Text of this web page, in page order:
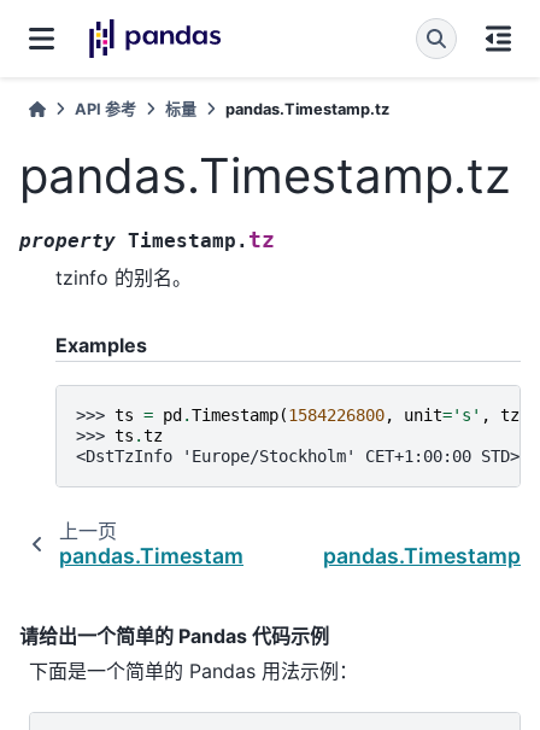
API 参考 标量 pandas.Timestamp.tz
pandas.Timestamp.tz
property Timestamp. tz
tzinfo 的别名。
Examples
>>> ts = pd .Timestamp(1584226800, unit='s' , tz
>>> ts .tz
<DstTzInfo 'Europe/Stockholm' CET+1:00:00 STD>
上一页
pandas.Timestamp.second
请给出一个简单的 Pandas 代码示例
下面是一个简单的 Pandas 用法示例：